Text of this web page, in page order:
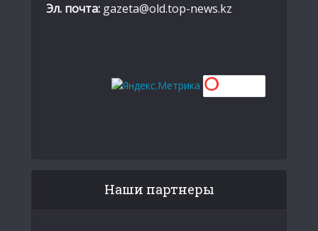
Эл. почта: gazeta@old.top-news.kz
Наши партнеры